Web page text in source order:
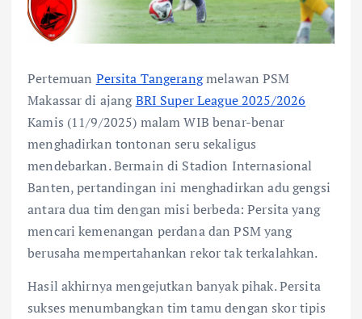
Pertemuan Persita Tangerangmelawan PSM
Makassar di ajangBRI Super League 2025/2026
Kamis (11/9/2025) malam WIB benar-benar
menghadirkan tontonan seru sekaligus
mendebarkan. Bermain di Stadion Internasional
Banten, pertandingan ini menghadirkan adu gengsi
antara dua tim dengan misi berbeda: Persita yang
mencari kemenangan perdana dan PSM yang
berusaha mempertahankan rekor tak terkalahkan.
Hasil akhirnya mengejutkan banyak pihak. Persita
sukses menumbangkan tim tamu dengan skor tipis